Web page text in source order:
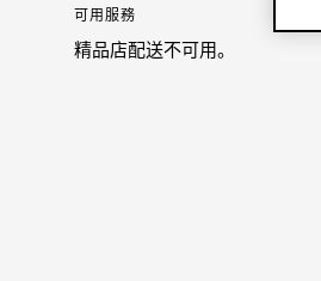
可用服務
精品店配送不可用。